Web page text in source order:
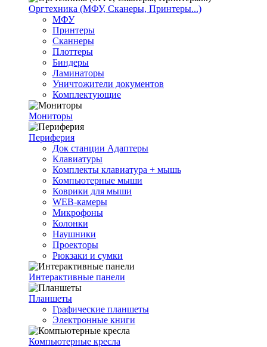
Оргтехника (МФУ, Сканеры, Принтеры...)
МФУ
Принтеры
Сканнеры
Плоттеры
Биндеры
Ламинаторы
Уничтожители документов
Комплектующие
Мониторы
Периферия
Док станции Адаптеры
Клавиатуры
Комплекты клавиатура + мышь
Компьютерные мыши
Коврики для мыши
WEB-камеры
Микрофоны
Колонки
Наушники
Проекторы
Рюкзаки и сумки
Интерактивные панели
Планшеты
Графические планшеты
Электронные книги
Компьютерные кресла